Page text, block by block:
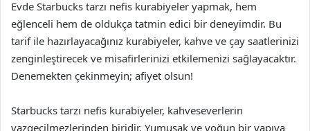
Evde Starbucks tarzı nefis kurabiyeler yapmak, hem
eğlenceli hem de oldukça tatmin edici bir deneyimdir. Bu
tarif ile hazırlayacağınız kurabiyeler, kahve ve çay saatlerinizi
zenginleştirecek ve misafirlerinizi etkilemenizi sağlayacaktır.
Denemekten çekinmeyin; afiyet olsun!
Starbucks tarzı nefis kurabiyeler, kahveseverlerin
vazgeçilmezlerinden biridir. Yumuşak ve yoğun bir yapıya